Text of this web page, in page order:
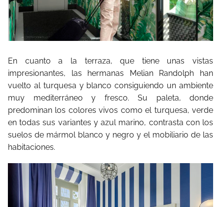
En cuanto a la terraza, que tiene unas vistas
impresionantes, las hermanas Melian Randolph han
vuelto al turquesa y blanco consiguiendo un ambiente
muy mediterráneo y fresco. Su paleta, donde
predominan los colores vivos como el turquesa, verde
en todas sus variantes y azul marino, contrasta con los
suelos de mármol blanco y negro y el mobiliario de las
habitaciones.